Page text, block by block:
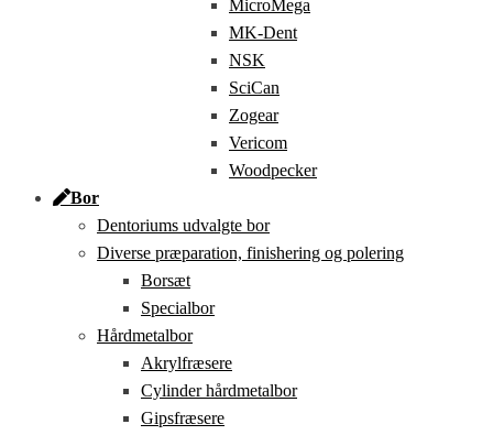
MicroMega
MK-Dent
NSK
SciCan
Zogear
Vericom
Woodpecker
Bor
Dentoriums udvalgte bor
Diverse præparation, finishering og polering
Borsæt
Specialbor
Hårdmetalbor
Akrylfræsere
Cylinder hårdmetalbor
Gipsfræsere